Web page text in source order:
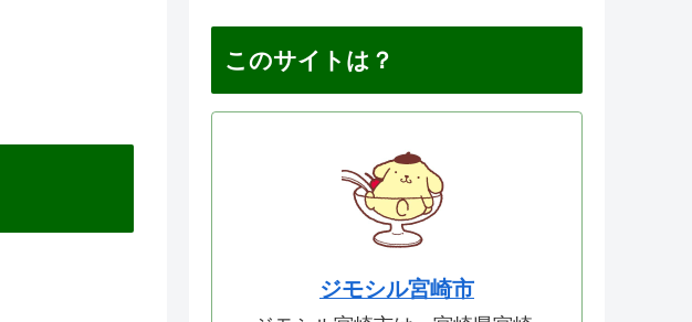
このサイトは？
ジモシル宮崎市